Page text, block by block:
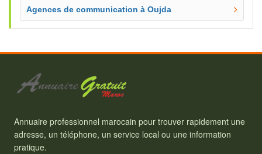
Agences de communication à Oujda
Annuaire professionnel marocain pour trouver rapidement une
adresse, un téléphone, un service local ou une information
pratique.